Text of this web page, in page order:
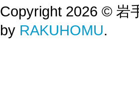
Copyright 2026 © 岩
by RAKUHOMU.